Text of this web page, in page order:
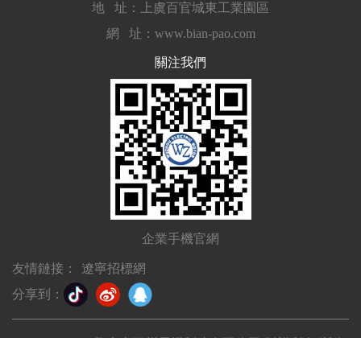
地 址：上虞百官城東工業園區
網 址：www.bian-pao.com
關注我們
企業手機官網
友情鏈接：
遼寧招標網
分享到：